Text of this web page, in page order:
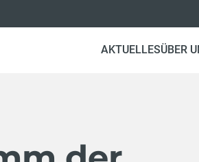
AKTUELLESÜBER